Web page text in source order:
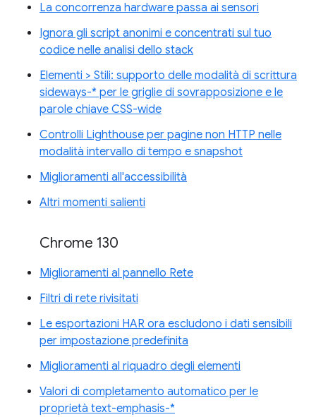
La concorrenza hardware passa ai sensori
Ignora gli script anonimi e concentrati sul tuo
codice nelle analisi dello stack
Elementi > Stili: supporto delle modalità di scrittura
sideways-* per le griglie di sovrapposizione e le
parole chiave CSS-wide
Controlli Lighthouse per pagine non HTTP nelle
modalità intervallo di tempo e snapshot
Miglioramenti all'accessibilità
Altri momenti salienti
Chrome 130
Miglioramenti al pannello Rete
Filtri di rete rivisitati
Le esportazioni HAR ora escludono i dati sensibili
per impostazione predefinita
Miglioramenti al riquadro degli elementi
Valori di completamento automatico per le
proprietà text-emphasis-*